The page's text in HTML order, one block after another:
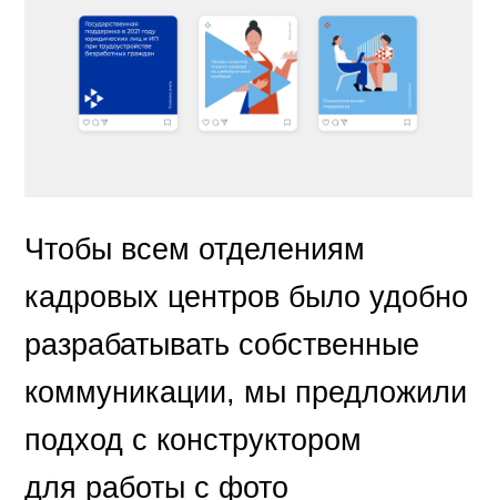
Чтобы всем отделениям
кадровых центров было удобно
разрабатывать собственные
коммуникации, мы предложили
подход с конструктором
для работы с фото